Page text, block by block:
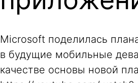
Microsoft поделилась
в будущие мобильные
качестве основы новой